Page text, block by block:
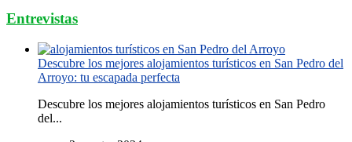
Entrevistas
Descubre los mejores alojamientos turísticos en San Pedro del
Arroyo: tu escapada perfecta
Descubre los mejores alojamientos turísticos en San Pedro
del...